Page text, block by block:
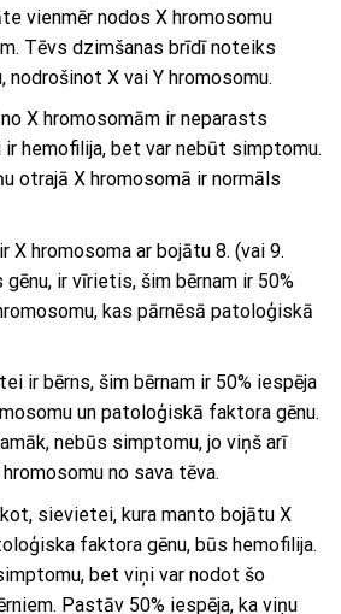
vienmēr nodos X hromosomu
Tēvs dzimšanas brīdī noteiks
X vai Y hromosomu.
X hromosomām ir neparasts
hemofilija, bet var nebūt simptomu.
otrajā X hromosomā ir normāls
X hromosoma ar bojātu 8. (vai 9.
ir vīrietis, šim bērnam ir 50%
kas pārnēsā patoloģiskā
ir bērns, šim bērnam ir 50% iespēja
un patoloģiskā faktora gēnu.
nebūs simptomu, jo viņš arī
no sava tēva.
sievietei, kura manto bojātu X
faktora gēnu, būs hemofilija.
bet viņi var nodot šo
Pastāv 50% iespēja, ka viņu